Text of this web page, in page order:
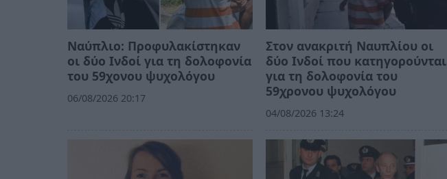
Ναύπλιο: Προφυλακίστηκαν
οι δύο Ινδοί για τη δολοφονία
του 59χονου ψυχολόγου
06/08/2026 20:17
Στον ανακριτή Ναυπλίου οι
δύο Ινδοί που κατηγορούνται
για τη δολοφονία του
59χρονου ψυχολόγου
04/08/2026 13:24